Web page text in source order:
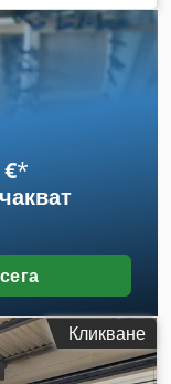
300/45, година
45 kW,
за
WOLLIN
номер: 1009.
*
Кликване